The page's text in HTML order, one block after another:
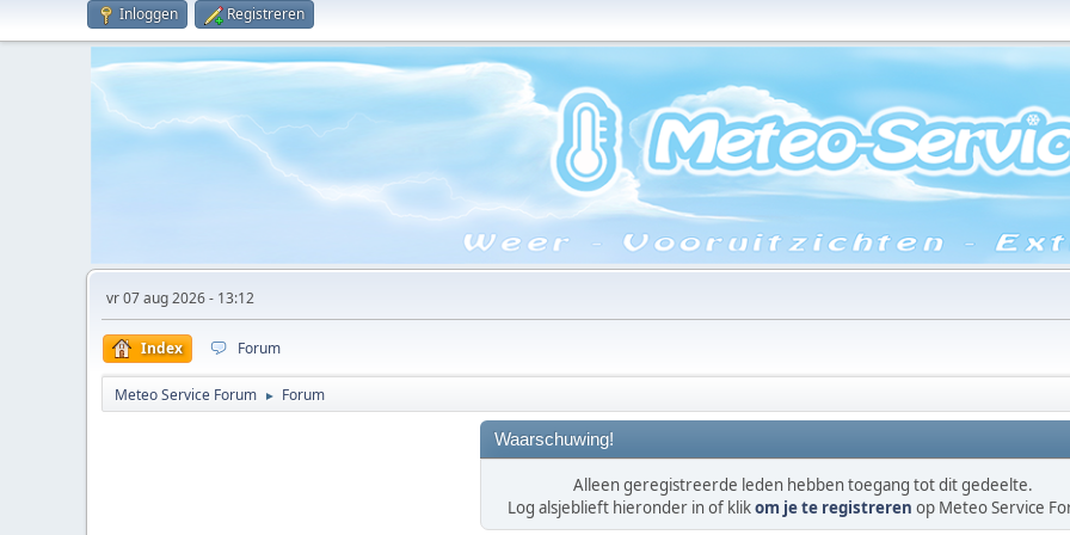
Inloggen Registreren
vr 07 aug 2026 - 13:12
Index Forum
Meteo Service Forum ► Forum
Waarschuwing!
Alleen geregistreerde leden hebben toegang tot dit gedeelte.
Log alsjeblieft hieronder in of klikom je te registreren op Meteo Service